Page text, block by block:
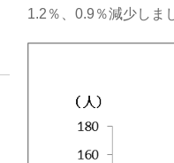
1.2％、0.9％減少しま